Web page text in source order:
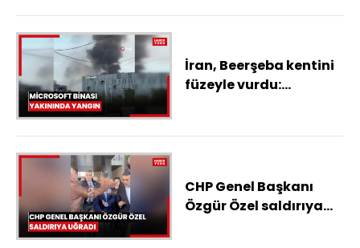
İran, Beerşeba kentini
füzeyle vurdu:
CHP Genel Başkanı
Özgür Özel saldırıya